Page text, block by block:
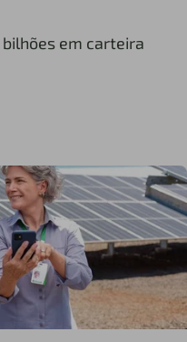
em carteira